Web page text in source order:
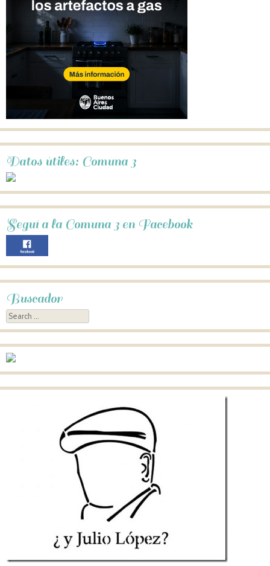
Datos útiles: Comuna 3
Seguí a la Comuna 3 en Facebook
Buscador
Search